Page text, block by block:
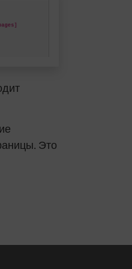
Это